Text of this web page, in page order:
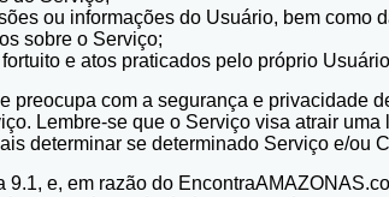
ou informações do Usuário, bem como
sobre o Serviço;
e atos praticados pelo próprio
preocupa com a segurança e privacidade
Lembre-se que o Serviço visa atrair
determinar se determinado Serviço e/ou
e, em razão do